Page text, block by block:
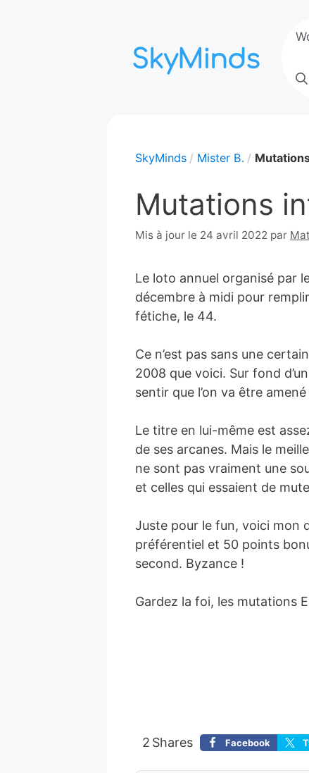
SkyMinds Mister B.
Mutations
Mis à jour le 24 avril 2022 4par
Le loto annuel organisé par
décembre à midi pour
fétiche, le 44.
Ce n’est pas sans une
2008 que voici. Sur fond
sentir que l’on va être
Le titre en lui-même est
de ses arcanes. Mais le
ne sont pas vraiment une
et celles qui essaient de
Juste pour le fun, voici mon
préférentiel et 50 points
second. Byzance !
Gardez la foi, les mutations
Shares
2 Facebook